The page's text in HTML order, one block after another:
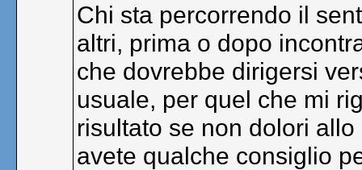
Chi sta percorrendo il
altri, prima o dopo
che dovrebbe dirigersi
usuale, per quel che mi
risultato se non dolori
avete qualche consiglio